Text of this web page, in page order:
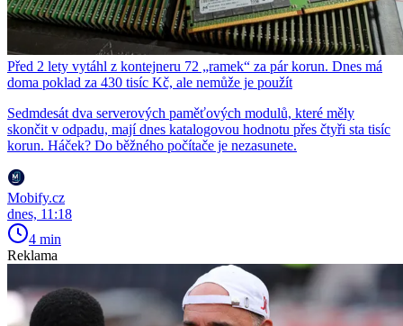
Před 2 lety vytáhl z kontejneru 72 „ramek“ za pár korun. Dnes má
doma poklad za 430 tisíc Kč, ale nemůže je použít
Sedmdesát dva serverových paměťových modulů, které měly
skončit v odpadu, mají dnes katalogovou hodnotu přes čtyři sta tisíc
korun. Háček? Do běžného počítače je nezasunete.
Mobify.cz
dnes, 11:18
4 min
Reklama